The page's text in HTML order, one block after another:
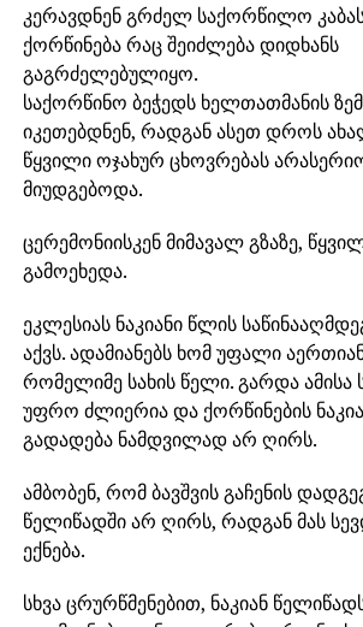
კერავდნენ გრძელ საქორწილო
ქორწინება რაც შეიძლება დიდხანს
გაგრძელებულიყო.
საქორწინო ბეჭედს ხელთათმანის
იკეთებდნენ, რადგან ასეთ დროს
წყვილი ოჯახურ ცხოვრებას
მიუდგებოდა.
ცერემონიისკენ მიმავალ გზაზე,
გამოეხედა.
ეკლესიას ნაკიანი წლის
აქვს. ადამიანებს ხომ უფალი
რომელიმე სახის წელი. გარდა ამისა
უფრო ძლიერია და ქორწინების
გადადება ნამდვილად არ ღირს.
ამბობენ, რომ ბავშვის გაჩენის
წელიწადში არ ღირს, რადგან მას
ექნება.
სხვა ცრურწმენებით, ნაკიან